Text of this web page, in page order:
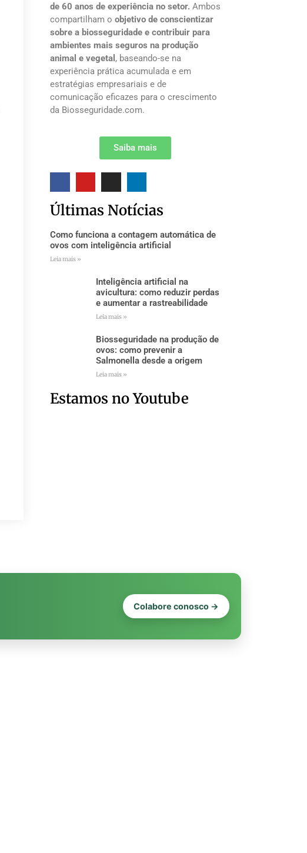
de 60 anos de experiência no setor.Ambos
compartilham o objetivo de conscientizar
sobre a biosseguridade e contribuir para
ambientes mais seguros na produção
animal e vegetal , baseando-se na
experiência prática acumulada e em
estratégias empresariais e de
comunicação eficazes para o crescimento
da Biosseguridade.com.
Saiba mais
Últimas Notícias
Como funciona a contagem automática de
ovos com inteligência artificial
Leia mais »
Inteligência artificial na
avicultura: como reduzir perdas
e aumentar a rastreabilidade
Leia mais »
Biosseguridade na produção de
ovos: como prevenir a
Salmonella desde a origem
Leia mais »
Estamos no Youtube
Colabore conosco →